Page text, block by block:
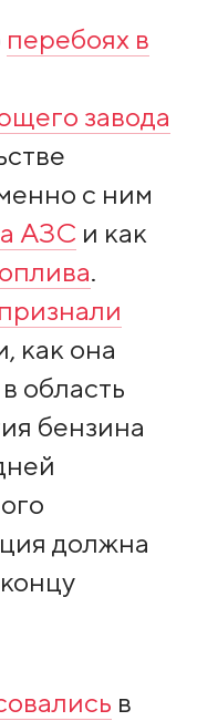
перебоях в
завода
с ним
АЗС и как
.
признали
как она
область
бензина
должна
в